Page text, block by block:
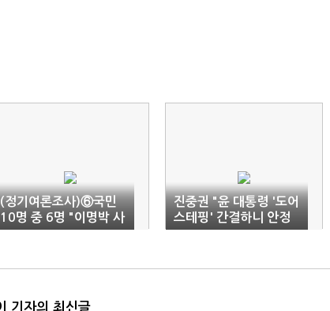
(정기여론조사)⑥국민
10명 중 6명 "이명박 사
면 반대"
진중권 "윤 대통령 '도어
스테핑' 간결하니 안정
감 든다"
기자의 최신글